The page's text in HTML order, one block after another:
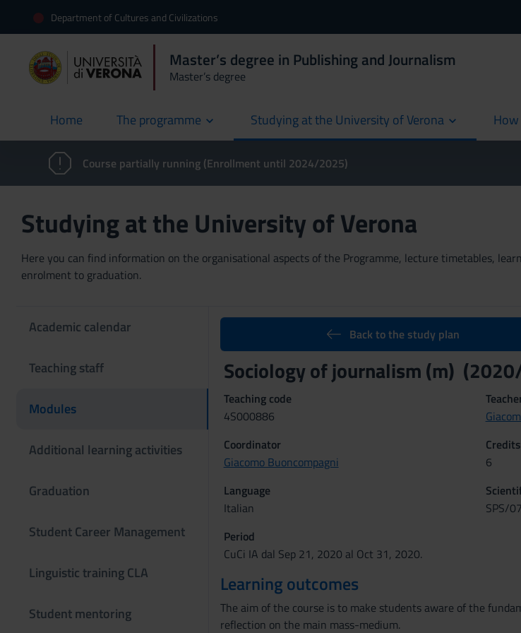
Department of Cultures and Civilizations
Master’s degree in Publishing and Journalism
Master’s degree
Home
current The programme Studying at the University of Verona
Course partially running (Enrollment until 2024/2025)
Studying at the University of Verona
Here you can find information on the organisational aspects of the Programme, lecture timetables,
enrolment to graduation.
Academic calendar
Teaching staff
Modules
Additional learning activities
Graduation
Student Career Management
Linguistic training CLA
Student mentoring
Back to the study plan
Sociology of journalism (m)
Teaching code
4S000886
Coordinator
Giacomo Buoncompagni
Credits
6
Language
Italian
SPS/
Period
CuCi IA dal Sep 21, 2020 al Oct 31, 2020.
Learning outcomes
The aim of the course is to make students aware of the
reflection on the main mass-medium.